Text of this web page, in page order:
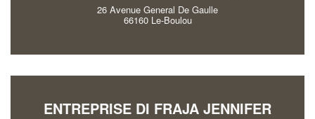
26 Avenue General De Gaulle
66160 Le-Boulou
ENTREPRISE DI FRAJA JENNIFER